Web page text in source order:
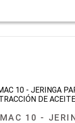
MAC 10 -